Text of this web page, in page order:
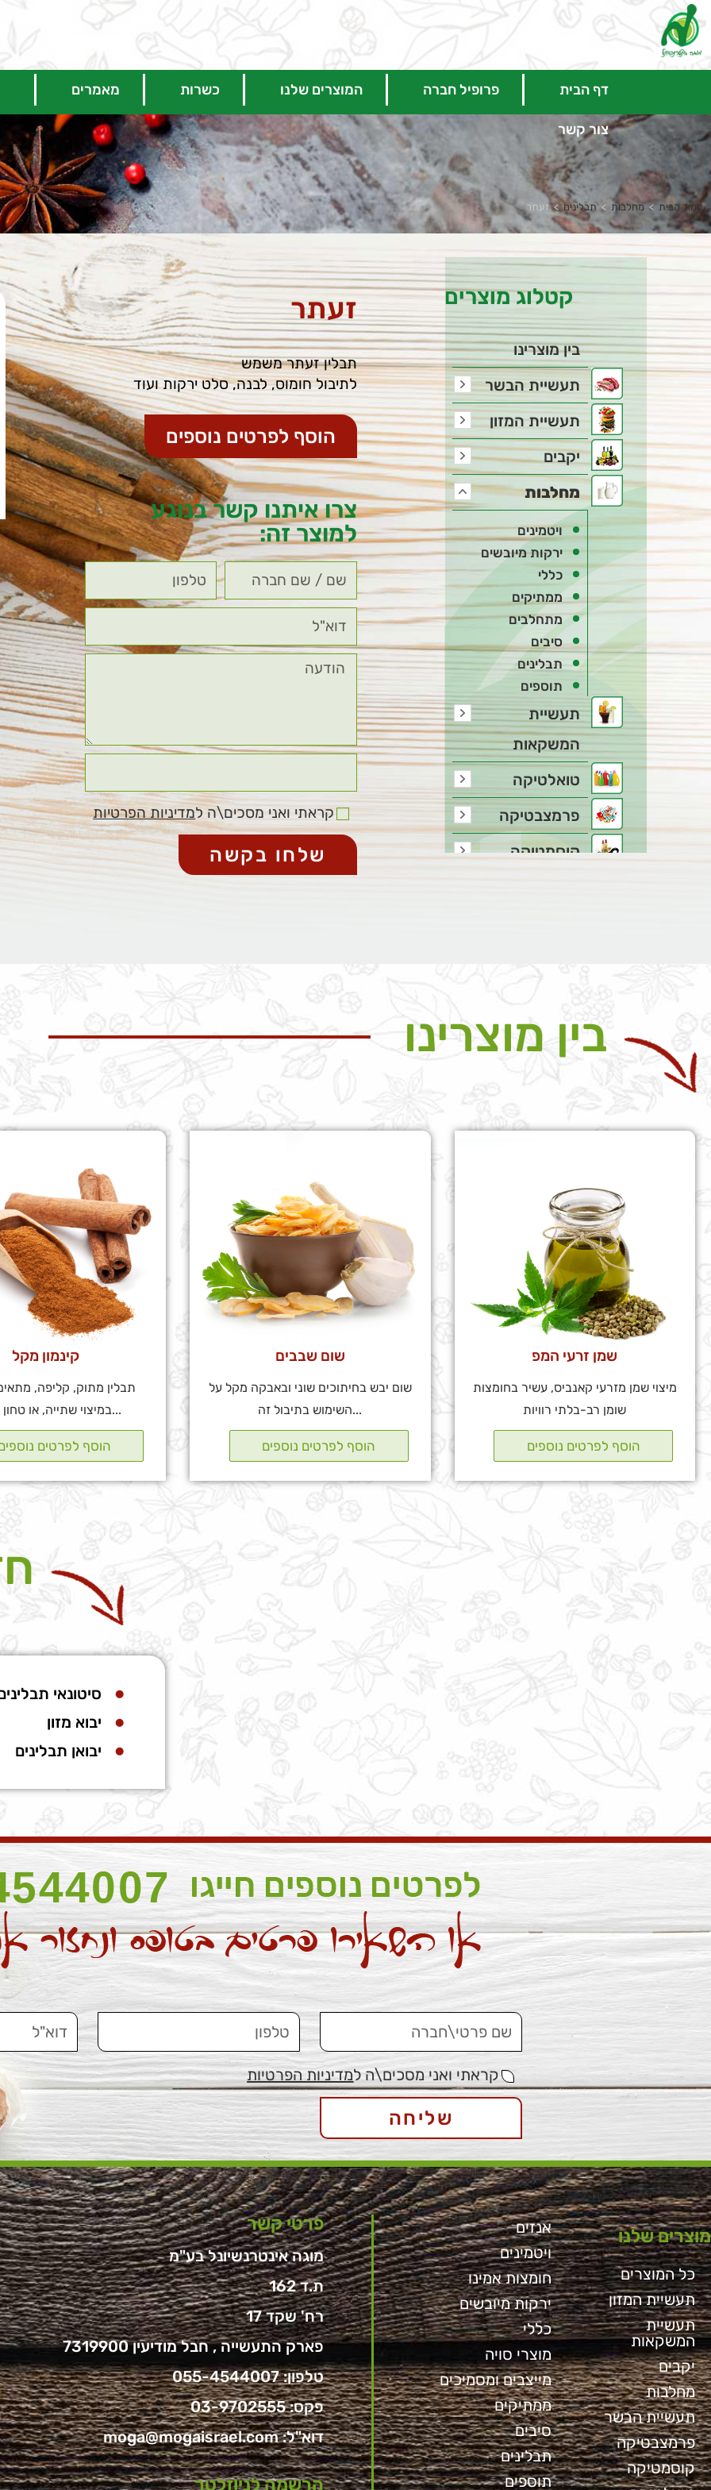
דף הבית פרופיל חברה המוצרים שלנו כשרות מאמרים
צור קשר
עמוד הבית > מחלבות > תבלינים > זעתר
קטלוג מוצרים
בין מוצרינו
תעשיית הבשר
תעשיית המזון
יקבים
מחלבות
ויטמינים
ירקות מיובשים
כללי
ממתיקים
מתחלבים
סיבים
תבלינים
תוספים
תעשיית
המשקאות
טואלטיקה
פרמצבטיקה
קוסמטיקה
זעתר
תבלין זעתר משמש
לתיבול חומוס, לבנה, סלט ירקות ועוד
הוסף לפרטים נוספים
צרו איתנו קשר בנוגע
למוצר זה:
קראתי ואני מסכים\ה למדיניות הפרטיות
שלחו בקשה
בין מוצרינו
שמן זרעי המפ
מיצוי שמן מזרעי קאנביס, עשיר בחומצות
שומן רב-בלתי רוויות
שום שבבים
שום יבש בחיתוכים שוני ובאבקה מקל על
השימוש בתיבול זה...
קינמון מקל
תבלין מתוק, קליפה,
במיצוי שתייה, או טחון במגוון...
סיטונאי
יבוא מזון
יבואן תבלינים
קראתי ואני מסכים\ה למדיניות הפרטיות
שליחה
מוצרים שלנו
כל המוצרים
תעשיית המזון
תעשיית
המשקאות
יקבים
מחלבות
תעשיית הבשר
פרמצבטיקה
קוסמטיקה
אנזים
ויטמינים
חומצות אמינו
ירקות מיובשים
כללי
מוצרי סויה
מייצבים ומסמיכים
ממתיקים
סיבים
תבלינים
תוספים
פרטי קשר
מוגה אינטרנשיונל בע"מ
ת.ד 162
רח' שקד 17
פארק התעשייה , חבל מודיעין 7319900
טלפון:055-4544007
פקס: 03-9702555
דוא"ל:moga@mogaisrael.com
הרשמה לניוזלטר